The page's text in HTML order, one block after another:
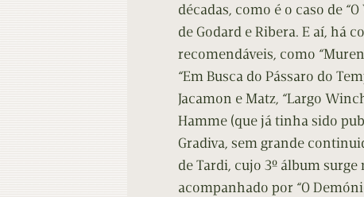
décadas, como é o caso de
de Godard e Ribera. E aí, há
recomendáveis, como
“Em Busca do Pássaro do
Jacamon e Matz, “Largo
Hamme (que já tinha sido
Gradiva, sem grande
de Tardi, cujo 3º álbum surge
acompanhado por “O